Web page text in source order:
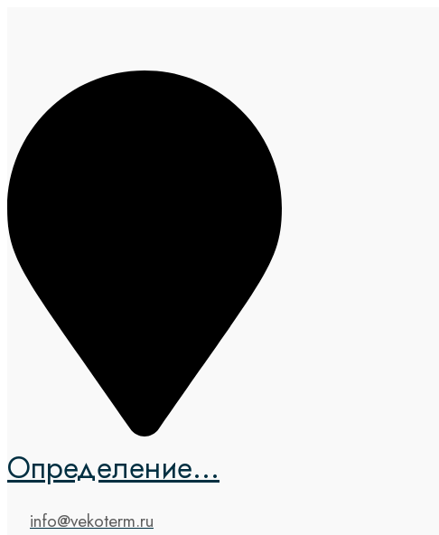
Определение...
info@vekoterm.ru